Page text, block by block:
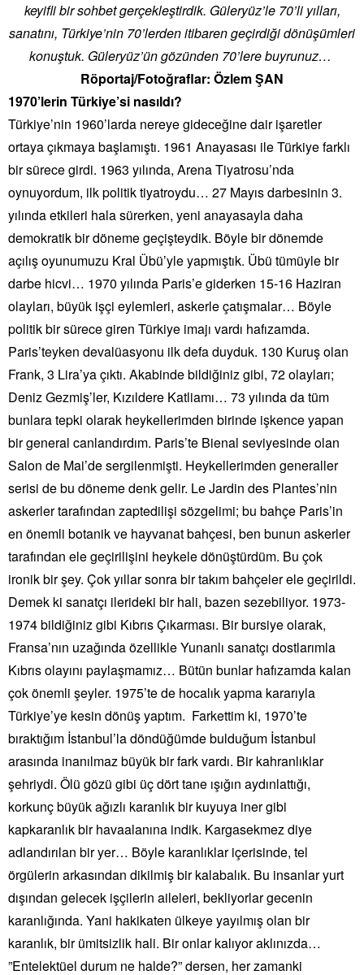
keyifli bir sohbet gerçekleştirdik. Güleryüz’le 70’li yılları,
sanatını, Türkiye’nin 70’lerden itibaren geçirdiği dönüşümleri
konuştuk. Güleryüz’ün gözünden 70’lere buyrunuz…
Röportaj/Fotoğraflar: Özlem ŞAN
1970’lerin Türkiye’si nasıldı?
Türkiye’nin 1960’larda nereye gideceğine dair işaretler
ortaya çıkmaya başlamıştı. 1961 Anayasası ile Türkiye farklı
bir sürece girdi. 1963 yılında, Arena Tiyatrosu’nda
oynuyordum, ilk politik tiyatroydu… 27 Mayıs darbesinin 3.
yılında etkileri hala sürerken, yeni anayasayla daha
demokratik bir döneme geçişteydik. Böyle bir dönemde
açılış oyunumuzu Kral Übü’yle yapmıştık. Übü tümüyle bir
darbe hicvi… 1970 yılında Paris’e giderken 15-16 Haziran
olayları, büyük işçi eylemleri, askerle çatışmalar… Böyle
politik bir sürece giren Türkiye imajı vardı hafızamda.
Paris’teyken devalüasyonu ilk defa duyduk. 130 Kuruş olan
Frank, 3 Lira’ya çıktı. Akabinde bildiğiniz gibi, 72 olayları;
Deniz Gezmiş’ler, Kızıldere Katliamı… 73 yılında da tüm
bunlara tepki olarak heykellerimden birinde işkence yapan
bir general canlandırdım. Paris’te Bienal seviyesinde olan
Salon de Mai’de sergilenmişti. Heykellerimden generaller
serisi de bu döneme denk gelir. Le Jardin des Plantes’nin
askerler tarafından zaptedilişi sözgelimi; bu bahçe Paris’in
en önemli botanik ve hayvanat bahçesi, ben bunun askerler
tarafından ele geçirilişini heykele dönüştürdüm. Bu çok
ironik bir şey. Çok yıllar sonra bir takım bahçeler ele geçirildi.
Demek ki sanatçı ilerideki bir hali, bazen sezebiliyor. 1973-
1974 bildiğiniz gibi Kıbrıs Çıkarması. Bir bursiye olarak,
Fransa’nın uzağında özellikle Yunanlı sanatçı dostlarımla
Kıbrıs olayını paylaşmamız… Bütün bunlar hafızamda kalan
çok önemli şeyler. 1975’te de hocalık yapma kararıyla
Türkiye’ye kesin dönüş yaptım. Farkettim ki, 1970’te
bıraktığım İstanbul’la döndüğümde bulduğum İstanbul
arasında inanılmaz büyük bir fark vardı. Bir kahranlıklar
şehriydi. Ölü gözü gibi üç dört tane ışığın aydınlattığı,
korkunç büyük ağızlı karanlık bir kuyuya iner gibi
kapkaranlık bir havaalanına indik. Kargasekmez diye
adlandırılan bir yer… Böyle karanlıklar içerisinde, tel
örgülerin arkasından dikilmiş bir kalabalık. Bu insanlar yurt
dışından gelecek işçilerin aileleri, bekliyorlar gecenin
karanlığında. Yani hakikaten ülkeye yayılmış olan bir
karanlık, bir ümitsizlik hali. Bir onlar kalıyor aklınızda…
”Entelektüel durum ne halde?” dersen, her zamanki